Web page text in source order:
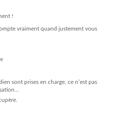
!
vraiment quand justement vous
sont prises en charge, ce n’est pas